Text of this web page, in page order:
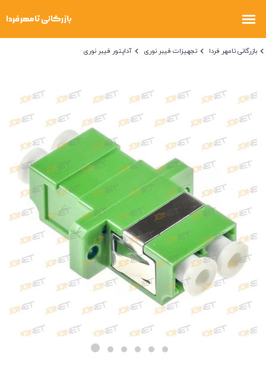
بازرگانی تامهر فردا تجهیزات فیبر نوری آداپتور فیبر نوری